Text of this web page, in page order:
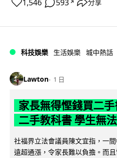
1,546 593 ↗ 分享
科技娛樂 生活娛樂 城中熱話
Lawton 1 日
家長無得慳錢買二
二手教科書 學生無
社福界立法會議員陳文宜指，一
遠超通漲，令家長難以負擔。而